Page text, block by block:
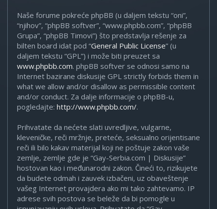
Naše forume pokreće phpBB (u daljem tekstu “oni”,
“njihov”, “phpBB softver”, “www.phpbb.com”, “phpBB
Grupa”, “phpBB Timovi”) što predstavlja rešenje za
bilten board idat pod “General Public License” (u
daljem tekstu “GPL”) i može biti preuzet sa
www.phpbb.com. phpBB softver se odnosi samo na
Internet bazirane diskusije GPL strictly forbids them in
what we allow and/or disallow as permissible content
and/or conduct. Za dalje informacije o phpBB-u,
pogledajte: http://www.phpbb.com/.
Prihvatate da nećete slati uvredljive, vulgarne,
kleveničke, reči mržnje, preteće, seksualno orijentisane
reči ili bilo kakav materijal koji ne poštuje zakon vaše
zemlje, zemlje gde je “Gay-Serbia.com | Diskusije”
hostovan kao i međunarodni zakon. Čineći to, rizikujete
da budete odmah i zauvek izbačeni, uz obaveštenje
vašeg Internet provajdera ako mi tako zahtevamo. IP
adrese svih postova se beleže da bi pomogle u